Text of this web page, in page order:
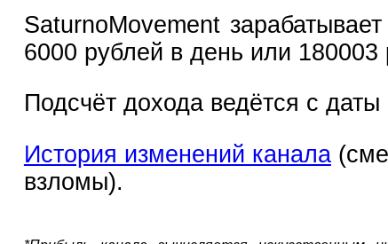
SaturnoMovement
6000 рублей в день или 180003
Подсчёт дохода ведётся с
История изменений канала
взломы).